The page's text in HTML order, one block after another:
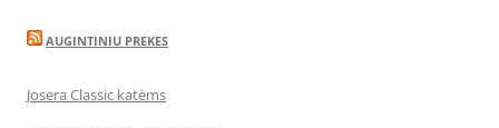
AUGINTINIU PREKES
Josera Classic katėms